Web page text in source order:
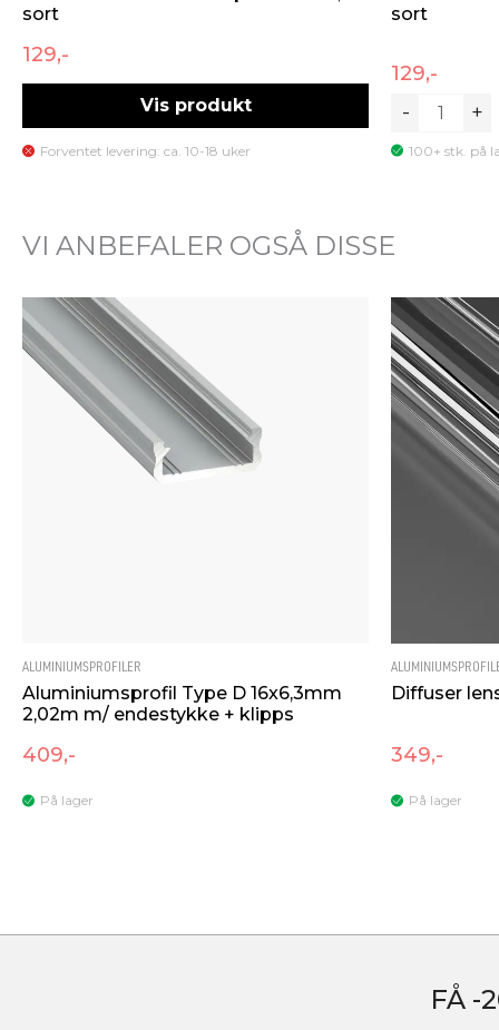
sort
129,-
Vis produkt
Forventet levering: ca. 10-18 uker
sort
129,-
-
Diffuser
antall
+
100+ stk. på
VI ANBEFALER OGSÅ DISSE
ALUMINIUMSPROFILER
Aluminiumsprofil Type D 16x6,3mm
2,02m m/ endestykke + klipps
409,-
På lager
Diffuser
349,-
På lager
FÅ -